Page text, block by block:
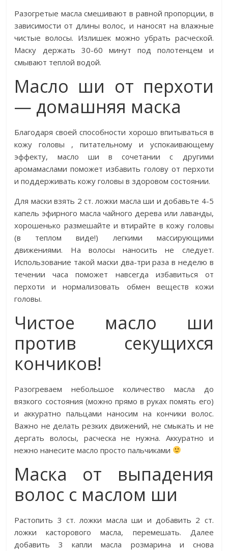
Разогретые масла смешивают в равной пропорции, в
зависимости от длины волос, и наносят на влажные
чистые волосы. Излишек можно убрать расческой.
Маску держать 30-60 минут под полотенцем и
смывают теплой водой.
Масло ши от перхоти
— домашняя маска
Благодаря своей способности хорошо впитываться в
кожу головы , питательному и успокаивающему
эффекту, масло ши в сочетании с другими
аромамаслами поможет избавить голову от перхоти
и поддерживать кожу головы в здоровом состоянии.
Для маски взять 2 ст. ложки масла ши и добавьте 4-5
капель эфирного масла чайного дерева или лаванды,
хорошенько размешайте и втирайте в кожу головы
(в теплом виде!) легкими массирующими
движениями. На волосы наносить не следует.
Использование такой маски два-три раза в неделю в
течении часа поможет навсегда избавиться от
перхоти и нормализовать обмен веществ кожи
головы.
Чистое масло ши
против секущихся
кончиков!
Разогреваем небольшое количество масла до
вязкого состояния (можно прямо в руках помять его)
и аккуратно пальцами наносим на кончики волос.
Важно не делать резких движений, не смыкать и не
дергать волосы, расческа не нужна. Аккуратно и
нежно нанесите масло просто пальчиками
Маска от выпадения
волос с маслом ши
Растопить 3 ст. ложки масла ши и добавить 2 ст.
ложки касторового масла, перемешать. Далее
добавить 3 капли масла розмарина и снова